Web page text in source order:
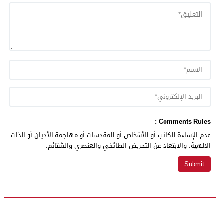
Comments Rules :
عدم الإساءة للكاتب أو للأشخاص أو للمقدسات أو مهاجمة الأديان أو الذات
الالهية. والابتعاد عن التحريض الطائفي والعنصري والشتائم.